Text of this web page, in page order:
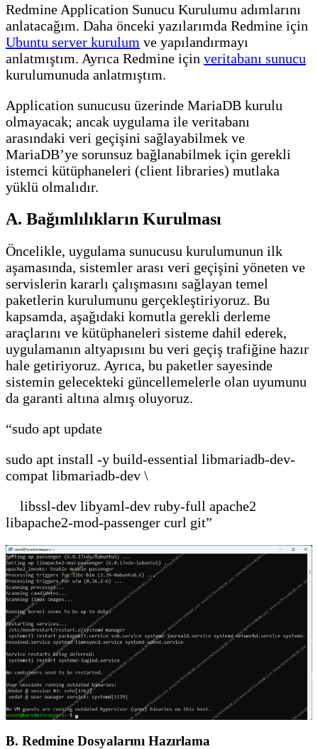
Redmine Application Sunucu Kurulumu adımlarını
anlatacağım. Daha önceki yazılarımda Redmine için
Ubuntu server kurulum ve yapılandırmayı
anlatmıştım. Ayrıca Redmine için veritabanı sunucu
kurulumunuda anlatmıştım.
Application sunucusu üzerinde MariaDB kurulu
olmayacak; ancak uygulama ile veritabanı
arasındaki veri geçişini sağlayabilmek ve
MariaDB’ye sorunsuz bağlanabilmek için gerekli
istemci kütüphaneleri (client libraries) mutlaka
yüklü olmalıdır.
A. Bağımlılıkların Kurulması
Öncelikle, uygulama sunucusu kurulumunun ilk
aşamasında, sistemler arası veri geçişini yöneten ve
servislerin kararlı çalışmasını sağlayan temel
paketlerin kurulumunu gerçekleştiriyoruz. Bu
kapsamda, aşağıdaki komutla gerekli derleme
araçlarını ve kütüphaneleri sisteme dahil ederek,
uygulamanın altyapısını bu veri geçiş trafiğine hazır
hale getiriyoruz. Ayrıca, bu paketler sayesinde
sistemin gelecekteki güncellemelerle olan uyumunu
da garanti altına almış oluyoruz.
“sudo apt update
sudo apt install -y build-essential libmariadb-dev-
compat libmariadb-dev \
libssl-dev libyaml-dev ruby-full apache2
libapache2-mod-passenger curl git”
B. Redmine Dosyalarını Hazırlama